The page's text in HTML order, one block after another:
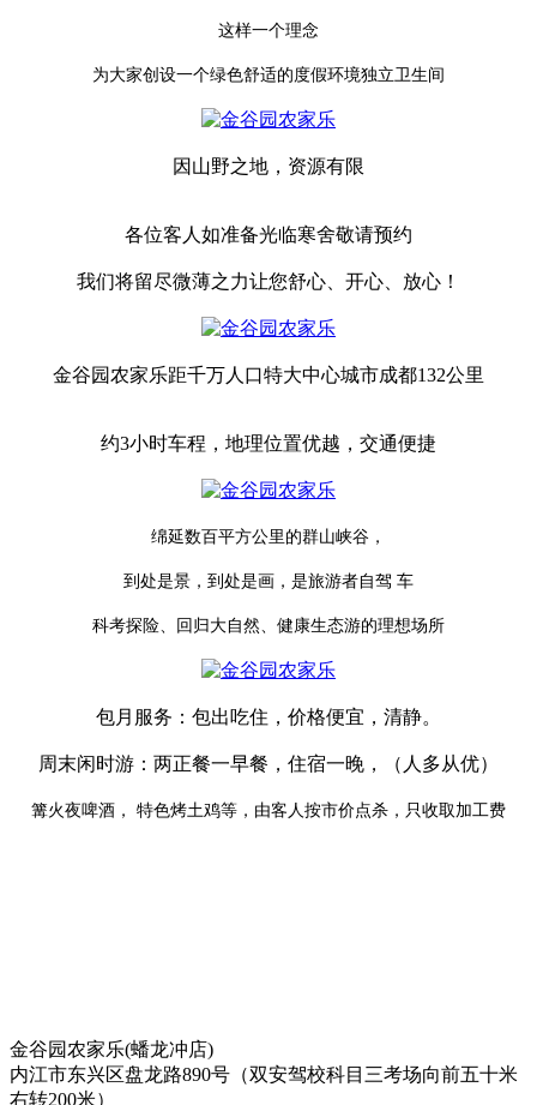
这样一个理念
为大家创设一个绿色舒适的度假环境独立卫生间
因山野之地，资源有限
各位客人如准备光临寒舍敬请预约
我们将留尽微薄之力让您舒心、开心、放心！
金谷园农家乐距千万人口特大中心城市成都132公里
约3小时车程，地理位置优越，交通便捷
绵延数百平方公里的群山峡谷，
到处是景，到处是画，是旅游者自驾 车
科考探险、回归大自然、健康生态游的理想场所
包月服务：包出吃住，价格便宜，清静。
周末闲时游：两正餐一早餐，住宿一晚，（人多从优）
篝火夜啤酒， 特色烤土鸡等，由客人按市价点杀，只收取加工费
金谷园农家乐(蟠龙冲店)
内江市东兴区盘龙路890号（双安驾校科目三考场向前五十米
右转200米）